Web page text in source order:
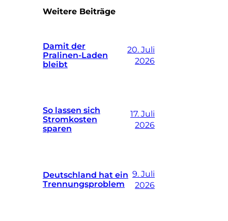
Weitere Beiträge
Damit der
Pralinen-Laden
bleibt
20. Juli
2026
So lassen sich
Stromkosten
sparen
17. Juli
2026
Deutschland hat ein
Trennungsproblem
9. Juli
2026